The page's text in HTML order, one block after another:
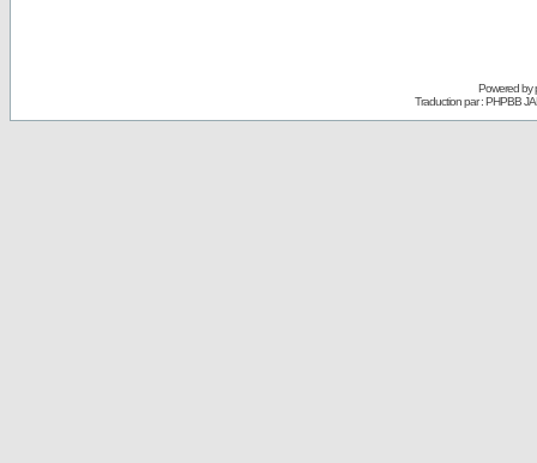
Powered by
Traduction par : PHPBB